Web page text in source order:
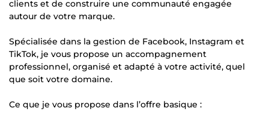
clients et de construire une communauté engagée
autour de votre marque.
Spécialisée dans la gestion de Facebook, Instagram et
TikTok, je vous propose un accompagnement
professionnel, organisé et adapté à votre activité, quel
que soit votre domaine.
Ce que je vous propose dans l’offre basique :